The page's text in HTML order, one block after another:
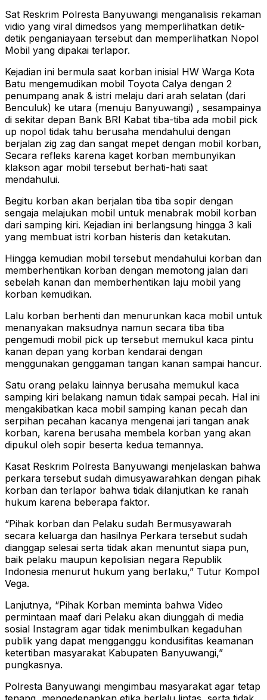
Sat Reskrim Polresta Banyuwangi menganalisis rekaman
vidio yang viral dimedsos yang memperlihatkan detik-
detik penganiayaan tersebut dan memperlihatkan Nopol
Mobil yang dipakai terlapor.
Kejadian ini bermula saat korban inisial HW Warga Kota
Batu mengemudikan mobil Toyota Calya dengan 2
penumpang anak & istri melaju dari arah selatan (dari
Benculuk) ke utara (menuju Banyuwangi) , sesampainya
di sekitar depan Bank BRI Kabat tiba-tiba ada mobil pick
up nopol tidak tahu berusaha mendahului dengan
berjalan zig zag dan sangat mepet dengan mobil korban,
Secara refleks karena kaget korban membunyikan
klakson agar mobil tersebut berhati-hati saat
mendahului.
Begitu korban akan berjalan tiba tiba sopir dengan
sengaja melajukan mobil untuk menabrak mobil korban
dari samping kiri. Kejadian ini berlangsung hingga 3 kali
yang membuat istri korban histeris dan ketakutan.
Hingga kemudian mobil tersebut mendahului korban dan
memberhentikan korban dengan memotong jalan dari
sebelah kanan dan memberhentikan laju mobil yang
korban kemudikan.
Lalu korban berhenti dan menurunkan kaca mobil untuk
menanyakan maksudnya namun secara tiba tiba
pengemudi mobil pick up tersebut memukul kaca pintu
kanan depan yang korban kendarai dengan
menggunakan genggaman tangan kanan sampai hancur.
Satu orang pelaku lainnya berusaha memukul kaca
samping kiri belakang namun tidak sampai pecah. Hal ini
mengakibatkan kaca mobil samping kanan pecah dan
serpihan pecahan kacanya mengenai jari tangan anak
korban, karena berusaha membela korban yang akan
dipukul oleh sopir beserta kedua temannya.
Kasat Reskrim Polresta Banyuwangi menjelaskan bahwa
perkara tersebut sudah dimusyawarahkan dengan pihak
korban dan terlapor bahwa tidak dilanjutkan ke ranah
hukum karena beberapa faktor.
“Pihak korban dan Pelaku sudah Bermusyawarah
secara keluarga dan hasilnya Perkara tersebut sudah
dianggap selesai serta tidak akan menuntut siapa pun,
baik pelaku maupun kepolisian negara Republik
Indonesia menurut hukum yang berlaku,” Tutur Kompol
Vega.
Lanjutnya, “Pihak Korban meminta bahwa Video
permintaan maaf dari Pelaku akan diunggah di media
sosial Instagram agar tidak menimbulkan kegaduhan
publik yang dapat mengganggu kondusifitas keamanan
ketertiban masyarakat Kabupaten Banyuwangi,”
pungkasnya.
Polresta Banyuwangi mengimbau masyarakat agar tetap